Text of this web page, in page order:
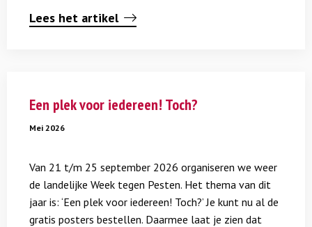
Lees het artikel
iedereen!
Toch?
Een plek voor iedereen! Toch?
Mei 2026
Van 21 t/m 25 september 2026 organiseren we weer
de landelijke Week tegen Pesten. Het thema van dit
jaar is: ‘Een plek voor iedereen! Toch?’ Je kunt nu al de
gratis posters bestellen. Daarmee laat je zien dat